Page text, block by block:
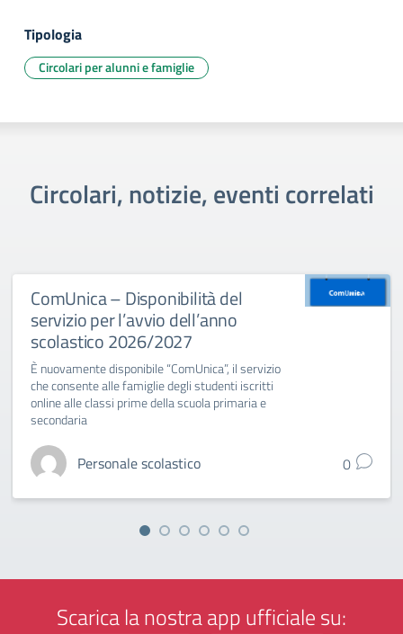
Tipologia
Circolari per alunni e famiglie
Circolari, notizie, eventi correlati
ComUnica – Disponibilità del
servizio per l’avvio dell’anno
scolastico 2026/2027
È nuovamente disponibile “ComUnica”, il servizio
che consente alle famiglie degli studenti iscritti
online alle classi prime della scuola primaria e
secondaria
Personale scolastico 0
Scarica la nostra app ufficiale su: